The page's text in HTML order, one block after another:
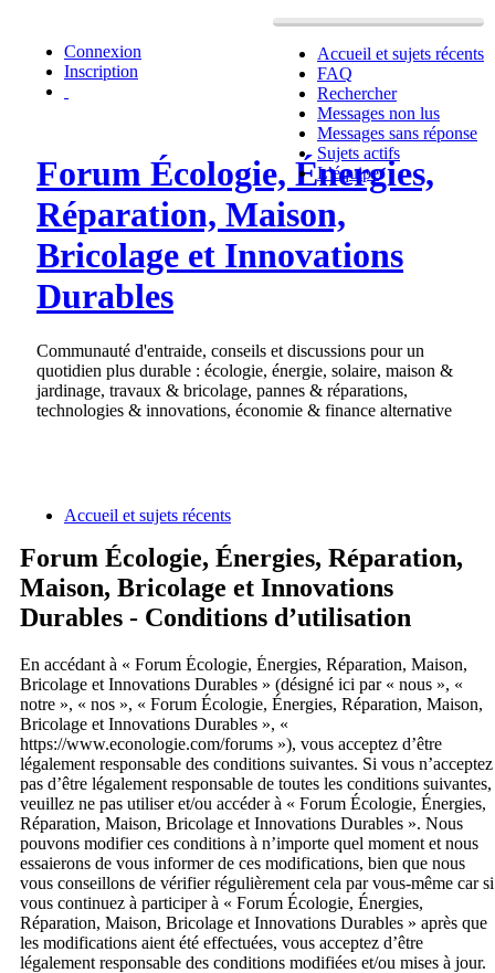
Accueil et sujets récents
FAQ
Rechercher
Messages non lus
Messages sans réponse
Sujets actifs
L’équipe
Connexion
Inscription
Forum Écologie, Énergies,
Réparation, Maison,
Bricolage et Innovations
Durables
Communauté d'entraide, conseils et discussions pour un
quotidien plus durable : écologie, énergie, solaire, maison &
jardinage, travaux & bricolage, pannes & réparations,
technologies & innovations, économie & finance alternative
Accueil et sujets récents
Forum Écologie, Énergies, Réparation,
Maison, Bricolage et Innovations
Durables - Conditions d’utilisation
En accédant à « Forum Écologie, Énergies, Réparation, Maison,
Bricolage et Innovations Durables » (désigné ici par « nous », «
notre », « nos », « Forum Écologie, Énergies, Réparation, Maison,
Bricolage et Innovations Durables », «
https://www.econologie.com/forums »), vous acceptez d’être
légalement responsable des conditions suivantes. Si vous n’acceptez
pas d’être légalement responsable de toutes les conditions suivantes,
veuillez ne pas utiliser et/ou accéder à « Forum Écologie, Énergies,
Réparation, Maison, Bricolage et Innovations Durables ». Nous
pouvons modifier ces conditions à n’importe quel moment et nous
essaierons de vous informer de ces modifications, bien que nous
vous conseillons de vérifier régulièrement cela par vous-même car si
vous continuez à participer à « Forum Écologie, Énergies,
Réparation, Maison, Bricolage et Innovations Durables » après que
les modifications aient été effectuées, vous acceptez d’être
légalement responsable des conditions modifiées et/ou mises à jour.